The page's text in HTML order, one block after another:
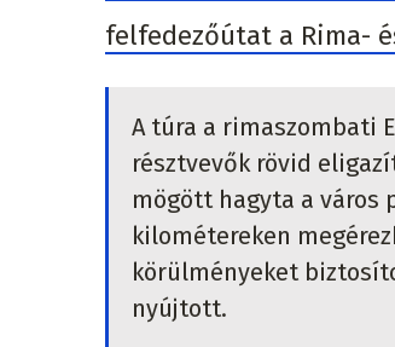
felfedezőútat a Rima-
A túra a rimaszombati
résztvevők rövid
mögött hagyta a város
kilométereken
körülményeket
nyújtott.